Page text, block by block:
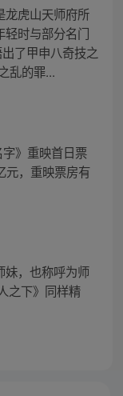
龙虎山天师府所
轻时与部分名门
了甲申八奇技之
乱的罪...
》重映首日票
元，重映票房有
妹，也称呼为师
之下》同样精